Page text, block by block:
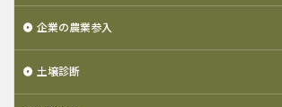
企業の農業参入
土壌診断